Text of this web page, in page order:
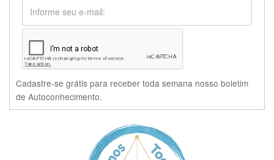
Cadastre-se grátis para receber toda semana nosso boletim
de Autoconhecimento.